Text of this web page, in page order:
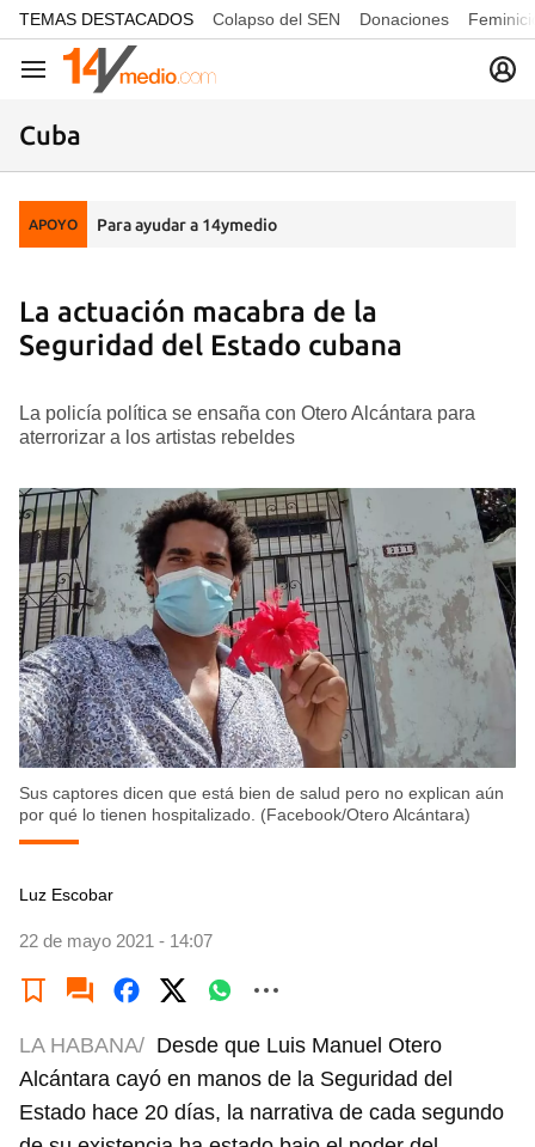
common.go-to-content
TEMAS DESTACADOS Colapso del SEN Donaciones
Navegación
Cuba
APOYO Para ayudar a 14ymedio
La actuación macabra de la
Seguridad del Estado cubana
La policía política se ensaña con Otero Alcántara para
aterrorizar a los artistas rebeldes
Sus captores dicen que está bien de salud pero no explican aún
por qué lo tienen hospitalizado. (Facebook/Otero Alcántara)
Luz Escobar
22 de mayo 2021 - 14:07
LA HABANA/ Desde que Luis Manuel Otero
Alcántara cayó en manos de la Seguridad del
Estado hace 20 días, la narrativa de cada segundo